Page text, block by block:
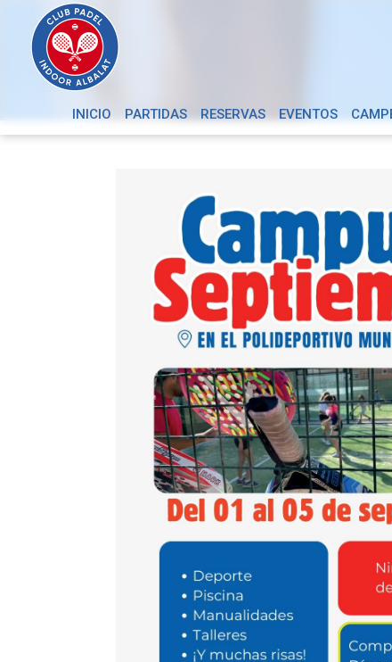
INICIO PARTIDAS RESERVAS EVENTOS